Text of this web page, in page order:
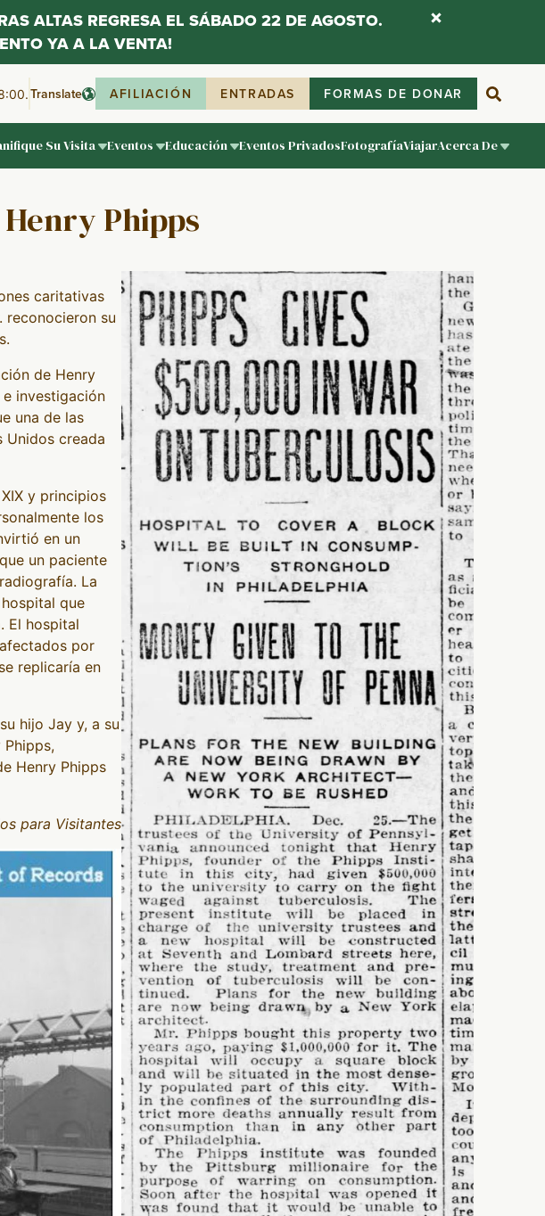
Translate AFILIACIÓN ENTRADAS FORMAS DE DONAR
Su Visita Eventos Educación Eventos PrivadosFotografíaViajarAcerca De
Phipps
caritativas
reconocieron su
de Henry
investigación
una de las
Unidos creada
y principios
los
en un
un paciente
La
que
El hospital
por
replicaría en
hijo Jay y, a su
Henry Phipps
para Visitantes
ALTAS REGRESA EL SÁBADO 22 DE AGOSTO.
YA A LA VENTA!